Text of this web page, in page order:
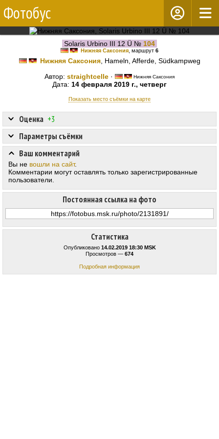
Фотобус
Solaris Urbino III 12 Ü № 104
Нижняя Саксония , маршрут 6
Нижняя Саксония, Hameln, Afferde, Südkampweg
Автор: straightcelle · Нижняя Саксония
Дата: 14 февраля 2019 г., четверг
Показать место съёмки на карте
Статистика
Опубликовано 14.02.2019 18:30 MSK
Просмотров — 674
Подробная информация
Оценка +3
Постоянная ссылка на фото
Параметры съёмки
Ваш комментарий
Вы не вошли на сайт.
Комментарии могут оставлять только зарегистрированные
пользователи.